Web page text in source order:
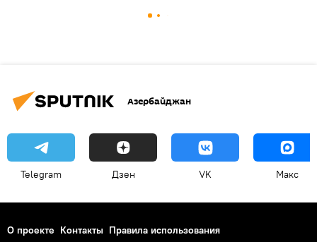
Азербайджан
Telegram Дзен VK Макс
О проекте Контакты Правила использования